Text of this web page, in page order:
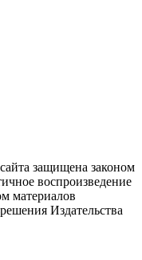
защищена законом
воспроизведение
материалов
Издательства